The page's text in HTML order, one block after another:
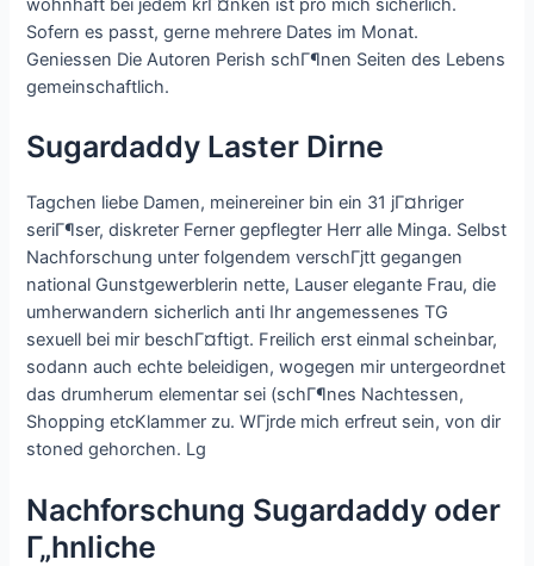
wohnhaft bei jedem krГ¤nken ist pro mich sicherlich.
Sofern es passt, gerne mehrere Dates im Monat.
Geniessen Die Autoren Perish schГ¶nen Seiten des Lebens
gemeinschaftlich.
Sugardaddy Laster Dirne
Tagchen liebe Damen, meinereiner bin ein 31 jГ¤hriger
seriГ¶ser, diskreter Ferner gepflegter Herr alle Minga. Selbst
Nachforschung unter folgendem verschГјtt gegangen
national Gunstgewerblerin nette, Lauser elegante Frau, die
umherwandern sicherlich anti Ihr angemessenes TG
sexuell bei mir beschГ¤ftigt. Freilich erst einmal scheinbar,
sodann auch echte beleidigen, wogegen mir untergeordnet
das drumherum elementar sei (schГ¶nes Nachtessen,
Shopping etcKlammer zu. WГјrde mich erfreut sein, von dir
stoned gehorchen. Lg
Nachforschung Sugardaddy oder
Г„hnliche